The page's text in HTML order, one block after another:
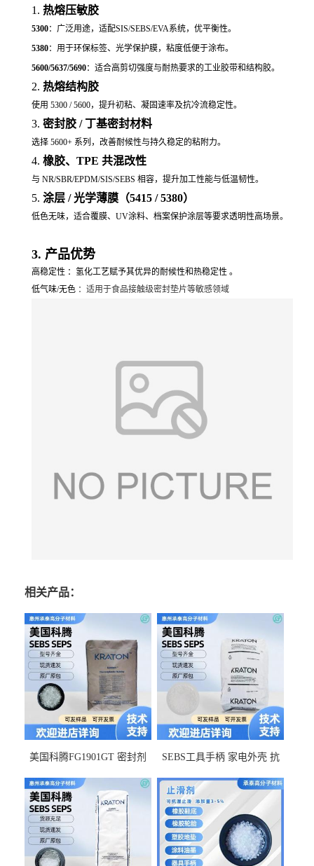
1. 热熔压敏胶
5300：广泛用途，适配SIS/SEBS/EVA系统，优平衡性。
5380：用于环保标签、光学保护膜，粘度低便于涂布。
5600/5637/5690：适合高剪切强度与耐热要求的工业胶带和结构胶。
2. 热熔结构胶
使用 5300 / 5600，提升初粘、凝固速率及抗冷流稳定性。
3. 密封胶 / 丁基密封材料
选择 5600+ 系列，改善耐候性与持久稳定的粘附力。
4. 橡胶、TPE 共混改性
与 NR/SBR/EPDM/SIS/SEBS 相容，提升加工性能与低温韧性。
5. 涂层 / 光学薄膜（5415 / 5380）
低色无味，适合覆膜、UV涂料、档案保护涂层等要求透明性高场景。
3. 产品优势
高稳定性 ：氢化工艺赋予其优异的耐候性和热稳定性 。
低气味/无色 ：适用于食品接触级密封垫片等敏感领域
相关产品：
美国科腾FG1901GT 密封剂
佳 透明级
SEBS工具手柄 家电外壳 抗
耐候G1653VO